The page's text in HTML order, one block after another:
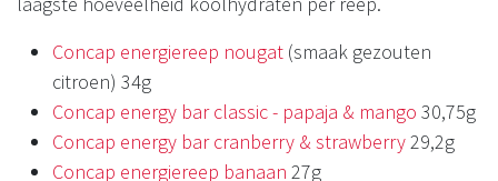
Concap energiereep nougat (smaak gezouten
citroen) 34g
Concap energy bar classic - papaja & mango 30,75g
Concap energy bar cranberry & strawberry29,2g
Concap energiereep banaan 27g